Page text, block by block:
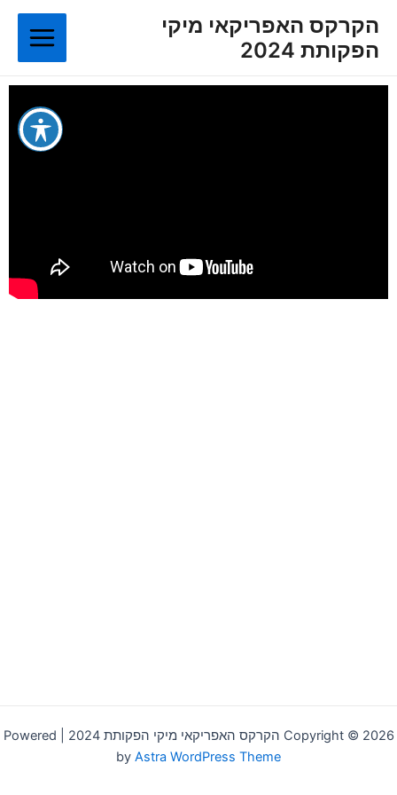
לתוכןהקרקס האפריקאי מיקי
הפקותת 2024
Main
Menu
Copyright © 2026 הקרקס האפריקאי מיקי הפקותת 2024 | Powered
by Astra WordPress Theme